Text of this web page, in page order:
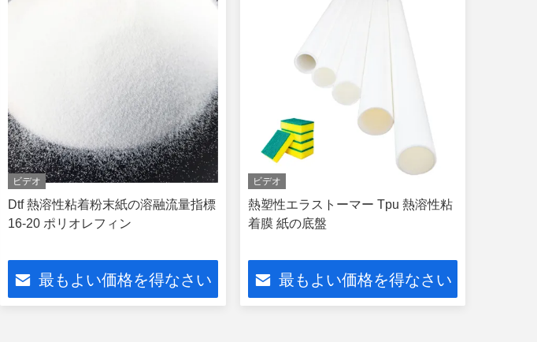
ビデオ
Dtf 熱溶性粘着粉末紙の溶融流量指標
16-20 ポリオレフィン
最もよい価格を得なさい
ビデオ
熱塑性エラストーマー Tpu 熱溶性粘
着膜 紙の底盤
最もよい価格を得なさい